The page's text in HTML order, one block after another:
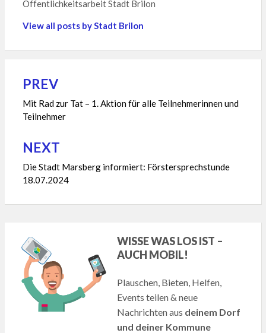
Öffentlichkeitsarbeit Stadt Brilon
View all posts by Stadt Brilon
Beitragsnavigation
PREV
Mit Rad zur Tat – 1. Aktion für alle Teilnehmerinnen und
Teilnehmer
NEXT
Die Stadt Marsberg informiert: Förstersprechstunde
18.07.2024
WISSE WAS LOS IST –
AUCH MOBIL!
Plauschen, Bieten, Helfen,
Events teilen & neue
Nachrichten aus deinem Dorf
und deiner Kommune